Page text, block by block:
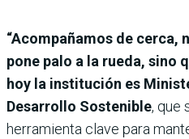
“Acompañamos de cerca,
pone palo a la rueda, sino
hoy la institución es
Desarrollo Sostenible, que
herramienta clave para